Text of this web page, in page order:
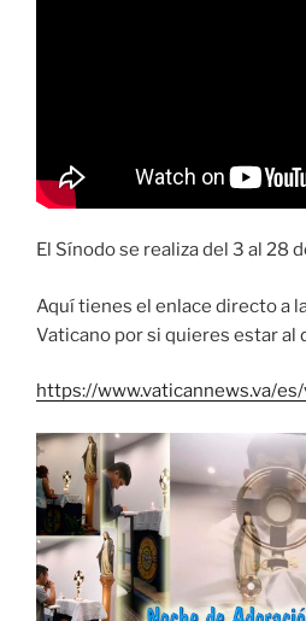
El Sínodo se realiza del 3 al 28
Aquí tienes el enlace directo a
Vaticano por si quieres estar al
https://www.vaticannews.va/